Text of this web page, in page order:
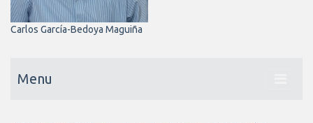
Carlos García-Bedoya Maguiña
Menu